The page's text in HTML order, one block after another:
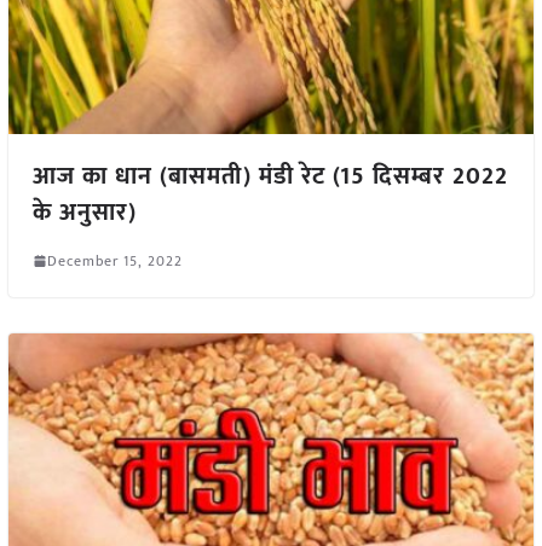
आज का धान (बासमती) मंडी रेट (15 दिसम्बर 2022
के अनुसार)
December 15, 2022